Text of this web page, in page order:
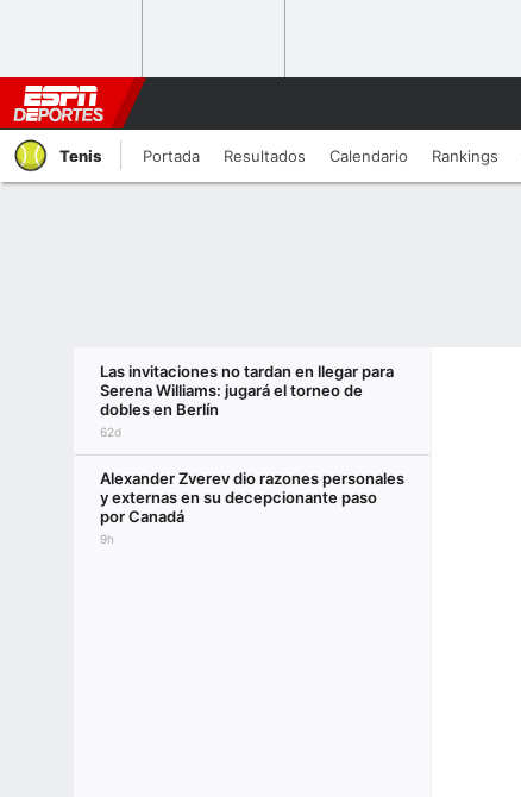
Tenis Portada Resultados Calendario Rankings
Las invitaciones no tardan en llegar para
Serena Williams: jugará el torneo de
dobles en Berlín
62d
Alexander Zverev dio razones personales
y externas en su decepcionante paso
por Canadá
9h